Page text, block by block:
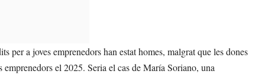
per a joves emprenedors han estat homes, malgrat que les dones
el 2025. Seria el cas de María Soriano, una